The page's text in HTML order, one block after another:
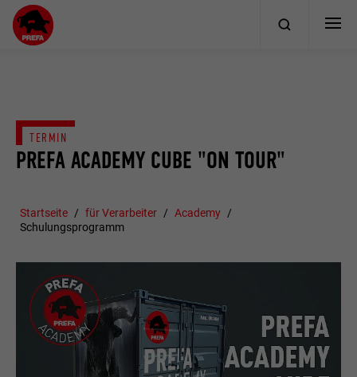
PREFA ACADEMY CUBE "ON TOUR"
TERMIN
Startseite für Verarbeiter
Academy
Schulungsprogramm